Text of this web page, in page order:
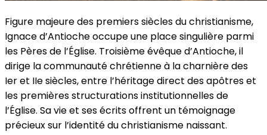
Figure majeure des premiers siècles du christianisme,
Ignace d’Antioche occupe une place singulière parmi
les Pères de l’Église. Troisième évêque d’Antioche, il
dirige la communauté chrétienne à la charnière des
Ier et IIe siècles, entre l’héritage direct des apôtres et
les premières structurations institutionnelles de
l’Église. Sa vie et ses écrits offrent un témoignage
précieux sur l’identité du christianisme naissant.